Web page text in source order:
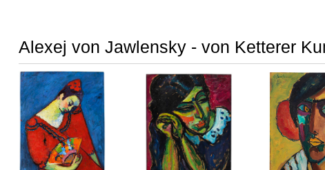
Alexej von Jawlensky - von Ketterer